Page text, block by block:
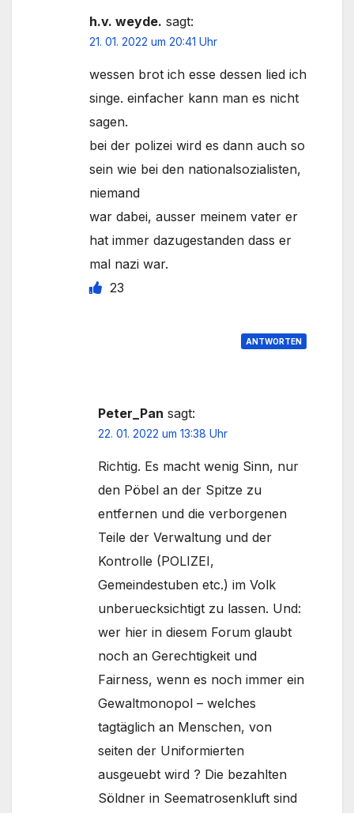
h.v. weyde. sagt:
21. 01. 2022 um 20:41 Uhr
wessen brot ich esse dessen lied ich
singe. einfacher kann man es nicht
sagen.
bei der polizei wird es dann auch so
sein wie bei den nationalsozialisten,
niemand
war dabei, ausser meinem vater er
hat immer dazugestanden dass er
mal nazi war.
23
ANTWORTEN
Peter_Pan sagt:
22. 01. 2022 um 13:38 Uhr
Richtig. Es macht wenig Sinn, nur
den Pöbel an der Spitze zu
entfernen und die verborgenen
Teile der Verwaltung und der
Kontrolle (POLIZEI,
Gemeindestuben etc.) im Volk
unberuecksichtigt zu lassen. Und:
wer hier in diesem Forum glaubt
noch an Gerechtigkeit und
Fairness, wenn es noch immer ein
Gewaltmonopol – welches
tagtäglich an Menschen, von
seiten der Uniformierten
ausgeuebt wird ? Die bezahlten
Söldner in Seematrosenkluft sind